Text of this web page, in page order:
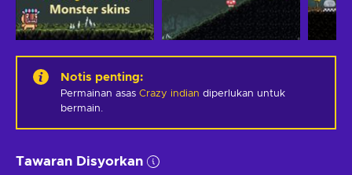
Notis penting:
Permainan asas Crazy indian diperlukan untuk
bermain.
Tawaran Disyorkan